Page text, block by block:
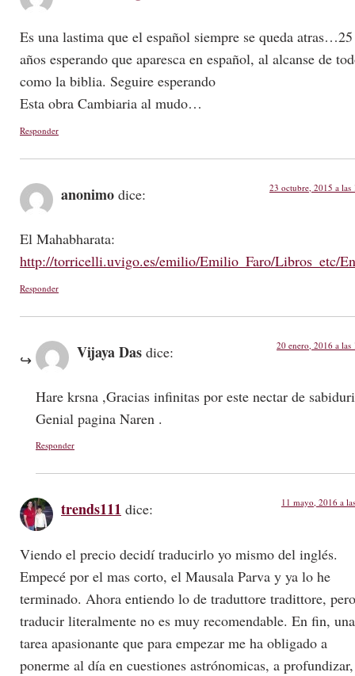
Es una lastima que el español siempre se queda atras…25
años esperando que aparesca en español, al alcanse de
como la biblia. Seguire esperando
Esta obra Cambiaria al mudo…
Responder
anonimo dice: 23 octubre, 2015 a las
El Mahabharata:
http://torricelli.uvigo.es/emilio/Emilio_Faro/Libros_etc/
Responder
Vijaya Das dice: 20 enero, 2016 a las
Hare krsna ,Gracias infinitas por este nectar de
Genial pagina Naren .
Responder
trends111 dice: 11 mayo, 2016 a
Viendo el precio decidí traducirlo yo mismo del inglés.
Empecé por el mas corto, el Mausala Parva y ya lo he
terminado. Ahora entiendo lo de traduttore tradittore, pero
traducir literalmente no es muy recomendable. En fin, una
tarea apasionante que para empezar me ha obligado a
ponerme al día en cuestiones astrónomicas, a